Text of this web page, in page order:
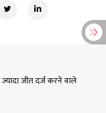
जीत दर्ज करने वाले